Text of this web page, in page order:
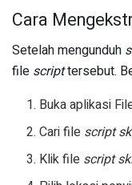
Cara
Setelah mengunduh
file scripttersebut.
Buka aplikasi
Cari file script
Klik file script